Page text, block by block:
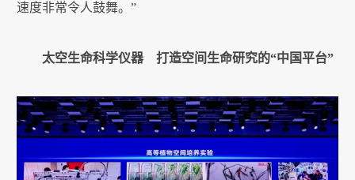
速度非常令人鼓舞。”
太空生命科学仪器 打造空间生命研究的“中国平台”